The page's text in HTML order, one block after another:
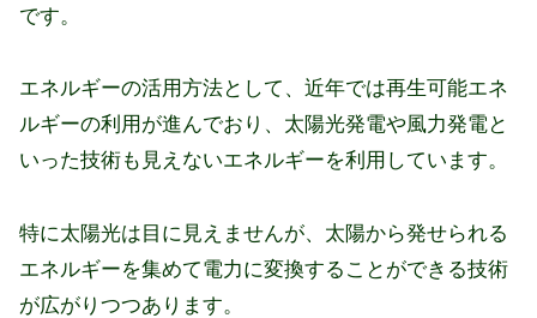
です。
エネルギーの活用方法として、近年では再生可能エネ
ルギーの利用が進んでおり、太陽光発電や風力発電と
いった技術も見えないエネルギーを利用しています。
特に太陽光は目に見えませんが、太陽から発せられる
エネルギーを集めて電力に変換することができる技術
が広がりつつあります。